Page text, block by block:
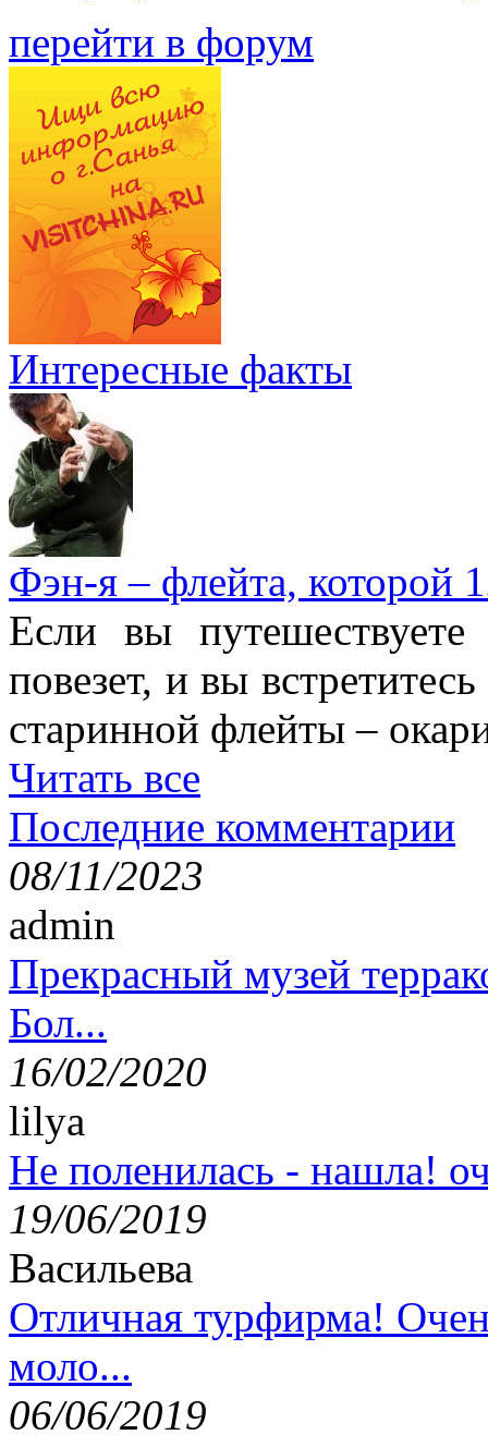
перейти в форум
Интересные факты
Фэн-я – флейта, которой
Если вы
повезет, и вы
старинной флейты –
Читать все
Последние комментарии
08/11/2023
admin
Прекрасный музей
Бол...
16/02/2020
lilya
Не поленилась - нашла!
19/06/2019
Васильева
Отличная турфирма!
моло...
06/06/2019